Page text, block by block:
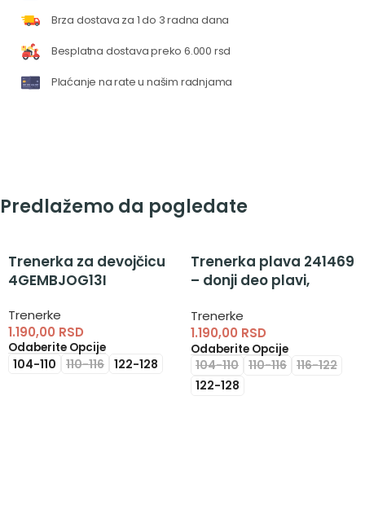
Brza dostava za 1 do 3 radna dana
Besplatna dostava preko 6.000 rsd
Plaćanje na rate u našim radnjama
Predlažemo da pogledate
Trenerka za devojčicu
4GEMBJOG13I
Trenerke
1.190,00 RSD
Odaberite Opcije
104-110 110-116 122-128
Trenerka plava 241469
– donji deo plavi,
Trenerke
1.190,00 RSD
Odaberite Opcije
104-110 110-116 116-122
122-128